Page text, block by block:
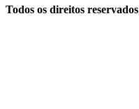
Todos os direitos reservados